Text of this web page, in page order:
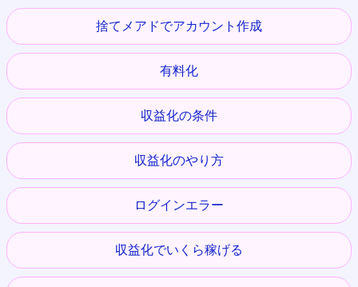
捨てメアドでアカウント作成
有料化
収益化の条件
収益化のやり方
ログインエラー
収益化でいくら稼げる